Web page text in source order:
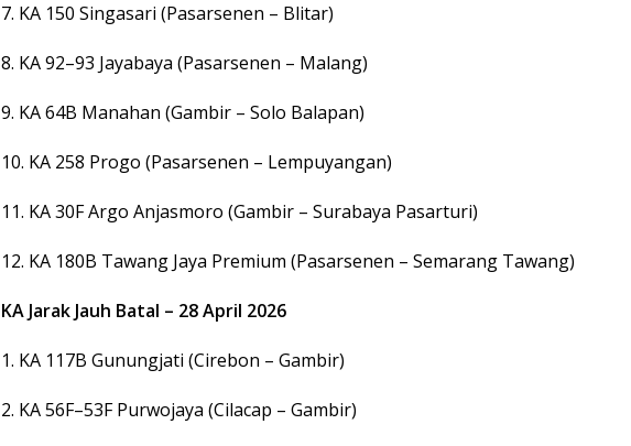
7. KA 150 Singasari (Pasarsenen – Blitar)
8. KA 92–93 Jayabaya (Pasarsenen – Malang)
9. KA 64B Manahan (Gambir – Solo Balapan)
10. KA 258 Progo (Pasarsenen – Lempuyangan)
11. KA 30F Argo Anjasmoro (Gambir – Surabaya Pasarturi)
12. KA 180B Tawang Jaya Premium (Pasarsenen – Semarang Tawang)
KA Jarak Jauh Batal – 28 April 2026
1. KA 117B Gunungjati (Cirebon – Gambir)
2. KA 56F–53F Purwojaya (Cilacap – Gambir)